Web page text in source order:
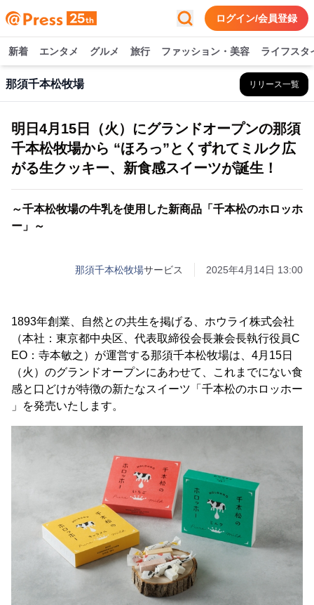
ログイン/会員登録
新着 エンタメ グルメ 旅行 ファッション・美容 ライフスタ
那須千本松牧場 リリース一覧
明日4月15日（火）にグランドオープンの那須
千本松牧場から “ほろっ”とくずれてミルク広
がる生クッキー、新食感スイーツが誕生！
～千本松牧場の牛乳を使用した新商品「千本松のホロッホ
ー」～
那須千本松牧場サービス 2025年4月14日 13:00
1893年創業、自然との共生を掲げる、ホウライ株式会社
（本社：東京都中央区、代表取締役会長兼会長執行役員C
EO：寺本敏之）が運営する那須千本松牧場は、4月15日
（火）のグランドオープンにあわせて、これまでにない食
感と口どけが特徴の新たなスイーツ「千本松のホロッホー
」を発売いたします。